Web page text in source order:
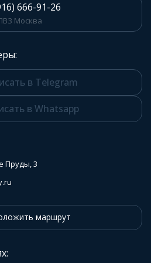
666-91-26
Москва
в Telegram
в Whatsapp
Пруды, 3
маршрут